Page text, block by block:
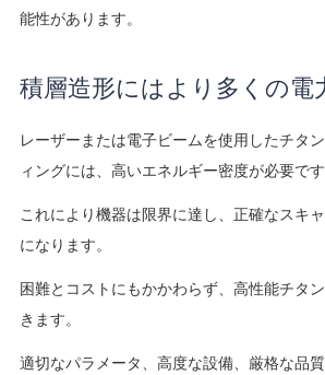
能性があります。
積層造形にはより多くの電
レーザーまたは電子ビームを使用したチタ
ィングには、高いエネルギー密度が必要です
これにより機器は限界に達し、正確なスキ
になります。
困難とコストにもかかわらず、高性能チタ
きます。
適切なパラメータ、高度な設備、厳格な品